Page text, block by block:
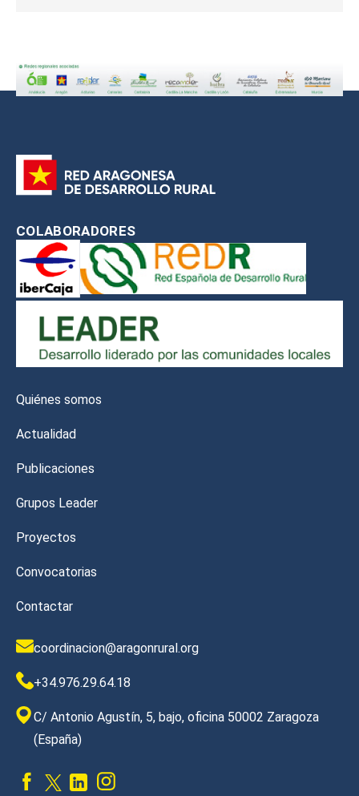
COLABORADORES
Quiénes somos
Actualidad
Publicaciones
Grupos Leader
Proyectos
Convocatorias
Contactar
coordinacion@aragonrural.org
+34.976.29.64.18
C/ Antonio Agustín, 5, bajo, oficina 50002 Zaragoza
(España)